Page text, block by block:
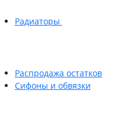
Радиаторы
Распродажа остатков
Сифоны и обвязки